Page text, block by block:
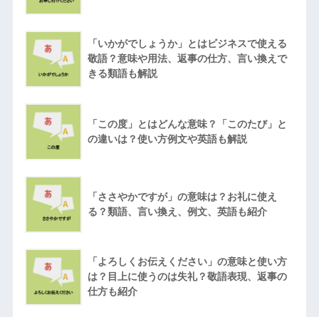
「いかがでしょうか」とはビジネスで使える
敬語？意味や用法、返事の仕方、言い換えで
きる類語も解説
「この度」とはどんな意味？「このたび」と
の違いは？使い方例文や英語も解説
「ささやかですが」の意味は？お礼に使え
る？類語、言い換え、例文、英語も紹介
「よろしくお伝えください」の意味と使い方
は？目上に使うのは失礼？敬語表現、返事の
仕方も紹介